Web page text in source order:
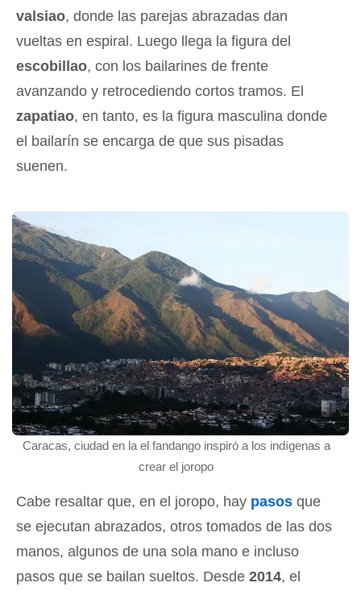
valsiao, donde las parejas abrazadas dan
vueltas en espiral. Luego llega la figura del
escobillao, con los bailarines de frente
avanzando y retrocediendo cortos tramos. El
zapatiao, en tanto, es la figura masculina donde
el bailarín se encarga de que sus pisadas
suenen.
Caracas, ciudad en la el fandango inspiró a los indígenas a
crear el joropo
Cabe resaltar que, en el joropo, hay pasos que
se ejecutan abrazados, otros tomados de las dos
manos, algunos de una sola mano e incluso
pasos que se bailan sueltos. Desde 2014, el